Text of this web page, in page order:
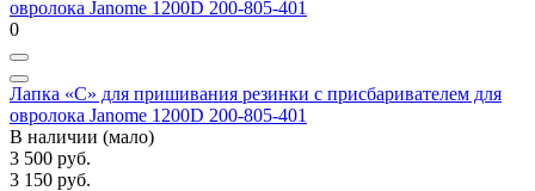
0
Лапка «С» для пришивания резинки с присбаривателем для
овролока Janome 1200D 200-805-401
В наличии (мало)
3 500 руб.
3 150 руб.